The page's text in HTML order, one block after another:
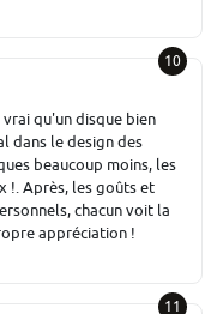
10
qu'un disque bien
dans le design des
beaucoup moins, les
!. Après, les goûts et
chacun voit la
appréciation !
11